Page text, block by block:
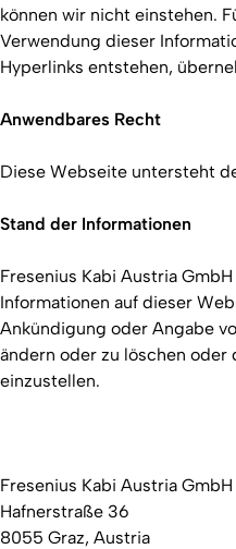
können wir nicht einstehen.
Verwendung dieser
Hyperlinks entstehen,
Anwendbares Recht
Diese Webseite untersteht
Stand der Informationen
Fresenius Kabi Austria
Informationen auf dieser
Ankündigung oder Angabe
ändern oder zu löschen
einzustellen.
Fresenius Kabi Austria GmbH
Hafnerstraße 36
8055 Graz, Austria